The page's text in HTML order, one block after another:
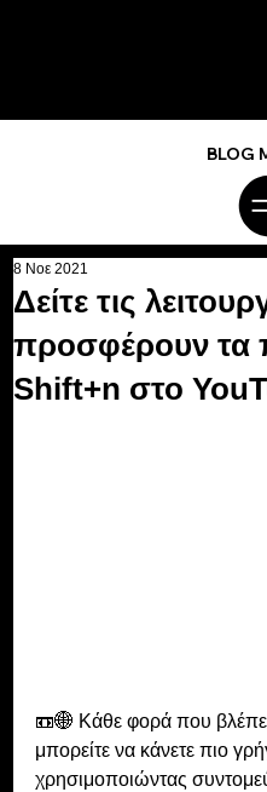
BLOG
Δείτε τις
προσφέρουν τα
Shift+n στο
8 Νοε 2021
📼🌐 Κάθε φορά που
μπορείτε να κάνετε πιο
χρησιμοποιώντας